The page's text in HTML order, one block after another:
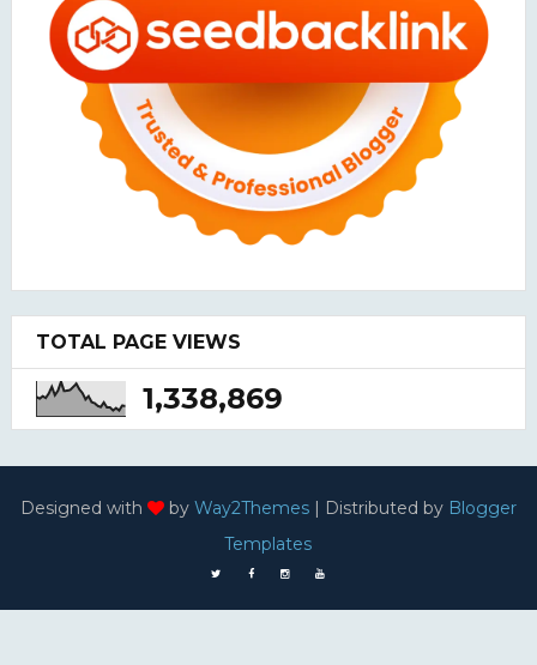
TOTAL PAGE VIEWS
1,338,869
Designed with by Way2Themes| Distributed by Blogger
Templates